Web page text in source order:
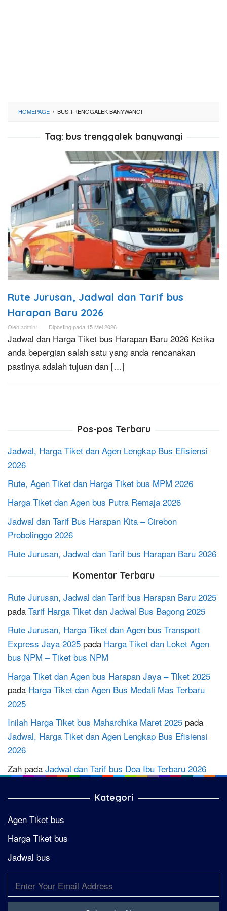
HOMEPAGE / BUS TRENGGALEK BANYWANGI
Tag: bus trenggalek banywangi
Rute Jurusan, Jadwal dan Tarif bus
Harapan Baru 2026
Olehadmin1 Diposting pada 15 Mei 2026
Jadwal dan Harga Tiket bus Harapan Baru 2026 Ketika
anda bepergian salah satu yang anda rencanakan
pastinya adalah tujuan dan […]
Pos-pos Terbaru
Jadwal, Harga Tiket dan Agen Lengkap Bus Efisiensi
2026
Rute, Agen Tiket dan Harga Tiket bus MPM 2026
Harga Tiket dan Agen bus Putra Remaja 2026
Jadwal dan Tarif Bus Harapan Kita – Cirebon
Probolinggo 2026
Rute Jurusan, Jadwal dan Tarif bus Harapan Baru 2026
Komentar Terbaru
Rute Jurusan, Jadwal dan Tarif bus Harapan Baru 2025
pada Tarif Harga Tiket dan Jadwal Bus Bagong 2025
Rute Jurusan, Harga Tiket dan Agen bus Transport
Express Jaya 2025 pada Harga Tiket dan Loket Agen
bus NPM – Tiket bus NPM
Harga Tiket dan Agen bus Harapan Jaya – Tiket 2025
pada Harga Tiket dan Agen Bus Medali Mas Terbaru
2025
Inilah Harga Tiket bus Mahardhika Maret 2025 pada
Jadwal, Harga Tiket dan Agen Lengkap Bus Efisiensi
2026
Zah pada Jadwal dan Tarif bus Doa Ibu Terbaru 2026
Kategori
Agen Tiket bus
Harga Tiket bus
Jadwal bus